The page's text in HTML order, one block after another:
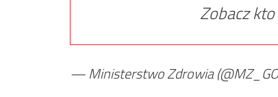
Zobacz
— Ministerstwo Zdrowia